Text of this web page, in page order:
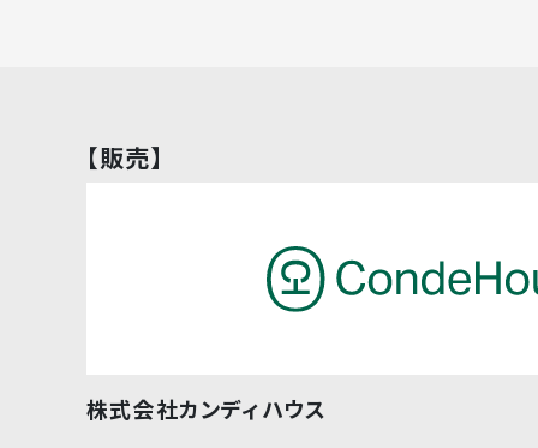
【販売】
株式会社カンディハウス